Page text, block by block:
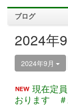
ブログ
2024年
2024年9月
現在定
おります ＃